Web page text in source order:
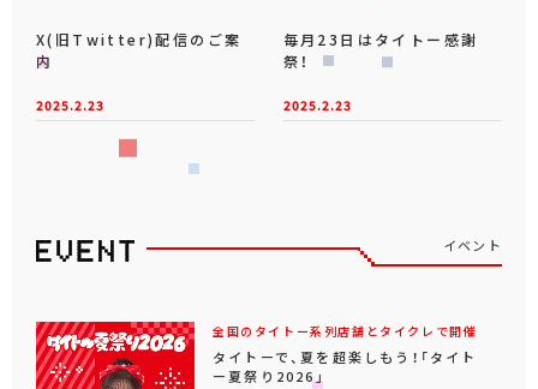
X(旧Twitter)配信のご案
内
2025.2.23
毎月23日はタイトー感謝
祭！
2025.2.23
イベント
全国のタイトー系列店舗とタイクレで開催
タイトーで、夏を超楽しもう！「タイト
ー夏祭り2026」